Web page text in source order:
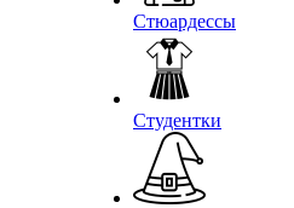
Стюардессы
Студентки